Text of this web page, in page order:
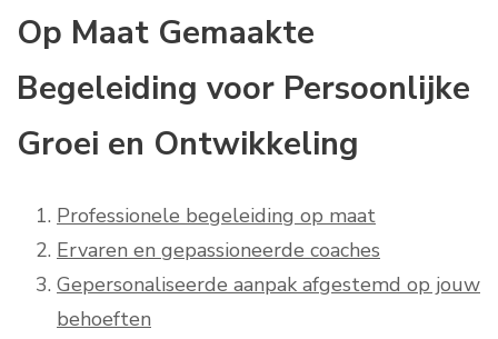
Op Maat Gemaakte
Begeleiding voor Persoonlijke
Groei en Ontwikkeling
Professionele begeleiding op maat
Ervaren en gepassioneerde coaches
Gepersonaliseerde aanpak afgestemd op jouw
behoeften